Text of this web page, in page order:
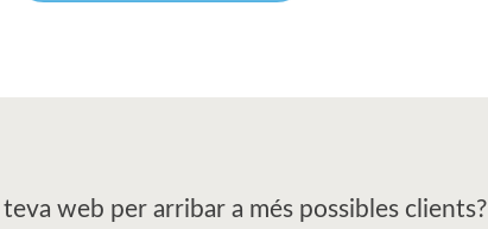
web per arribar a més possibles clients?